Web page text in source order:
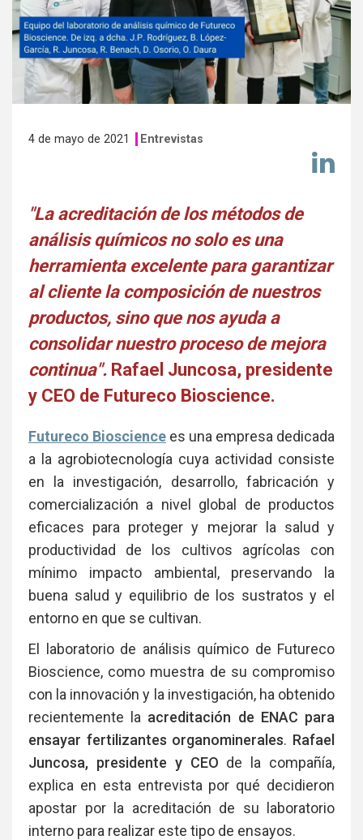
4 de mayo de 2021 Entrevistas
en
"La acreditación de los métodos de
análisis químicos no solo es una
herramienta excelente para garantizar
al cliente la composición de nuestros
productos, sino que nos ayuda a
consolidar nuestro proceso de mejora
continua". Rafael Juncosa, presidente
y CEO de Futureco Bioscience.
Futureco Bioscience es una empresa dedicada
a la agrobiotecnología cuya actividad consiste
en la investigación, desarrollo, fabricación y
comercialización a nivel global de productos
eficaces para proteger y mejorar la salud y
productividad de los cultivos agrícolas con
mínimo impacto ambiental, preservando la
buena salud y equilibrio de los sustratos y el
entorno en que se cultivan.
El laboratorio de análisis químico de Futureco
Bioscience, como muestra de su compromiso
con la innovación y la investigación, ha obtenido
recientemente la acreditación de ENAC para
ensayar fertilizantes organominerales. Rafael
Juncosa, presidente y CEO de la compañía,
explica en esta entrevista por qué decidieron
apostar por la acreditación de su laboratorio
interno para realizar este tipo de ensayos.